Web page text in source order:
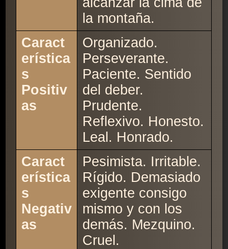
la montaña.
Caract
erística
s
Positiv
as
Organizado.
Perseverante.
Paciente. Sentido
del deber.
Prudente.
Reflexivo. Honesto.
Leal. Honrado.
Caract
erística
s
Negativ
as
Pesimista. Irritable.
Rígido. Demasiado
exigente consigo
mismo y con los
demás. Mezquino.
Cruel.